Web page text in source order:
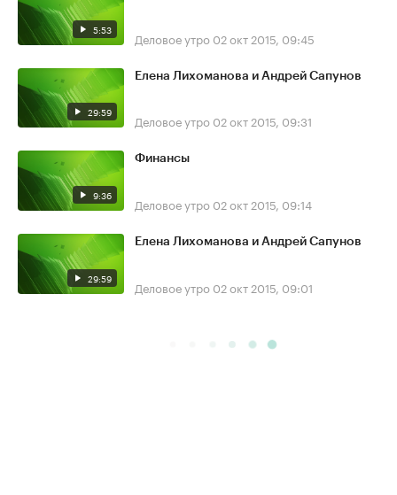
5:53 Деловое утро 02 окт 2015, 09:45
29:59
Елена Лихоманова и Андрей Сапунов
Деловое утро 02 окт 2015, 09:31
9:36
Финансы
Деловое утро 02 окт 2015, 09:14
29:59
Елена Лихоманова и Андрей Сапунов
Деловое утро 02 окт 2015, 09:01